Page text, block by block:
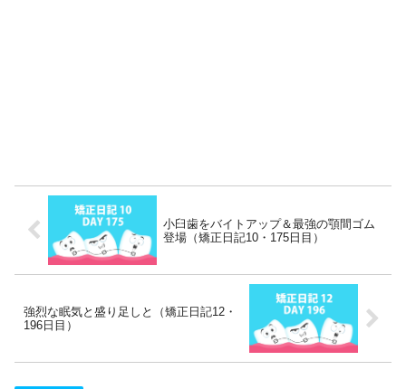
小臼歯をバイトアップ＆最強の顎間ゴム
登場（矯正日記10・175日目）
強烈な眠気と盛り足しと（矯正日記12・
196日目）